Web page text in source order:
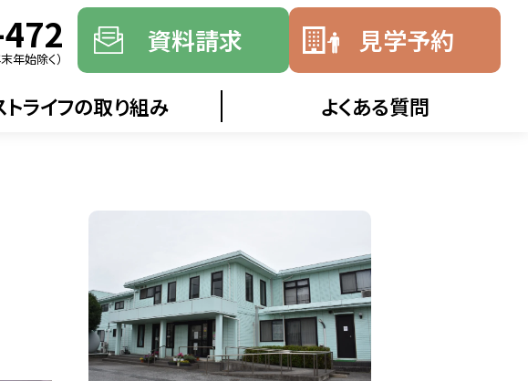
年始除く）
資料請求 見学予約
ライフの取り組み よくある質問